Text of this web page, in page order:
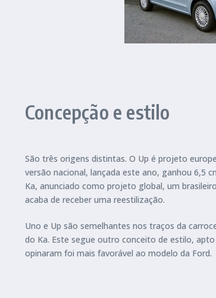
Concepção e estilo
São três origens distintas. O Up é projeto
versão nacional, lançada este ano, ganhou 6,5
Ka, anunciado como projeto global, um
acaba de receber uma reestilização.
Uno e Up são semelhantes nos traços da
do Ka. Este segue outro conceito de estilo,
opinaram foi mais favorável ao modelo da Ford.